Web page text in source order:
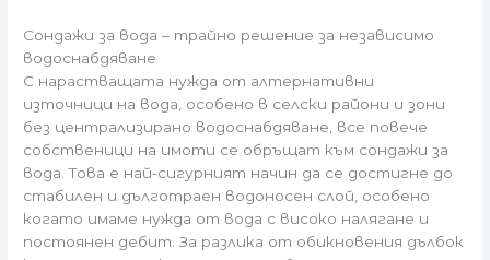
Сондажи за вода – трайно решение за независимо
водоснабдяване
С нарастващата нужда от алтернативни
източници на вода, особено в селски райони и зони
без централизирано водоснабдяване, все повече
собственици на имоти се обръщат към сондажи за
вода. Това е най-сигурният начин да се достигне до
стабилен и дълготраен водоносен слой, особено
когато имаме нужда от вода с високо налягане и
постоянен дебит. За разлика от обикновения дълбок